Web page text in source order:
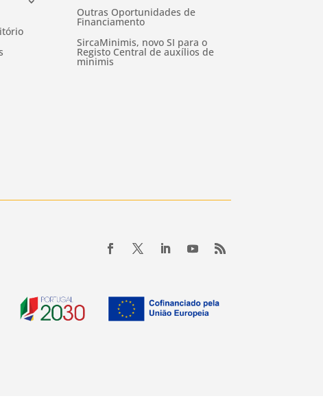
Outras Oportunidades de
Financiamento
SircaMinimis, novo SI para o
Registo Central de auxílios de
minimis